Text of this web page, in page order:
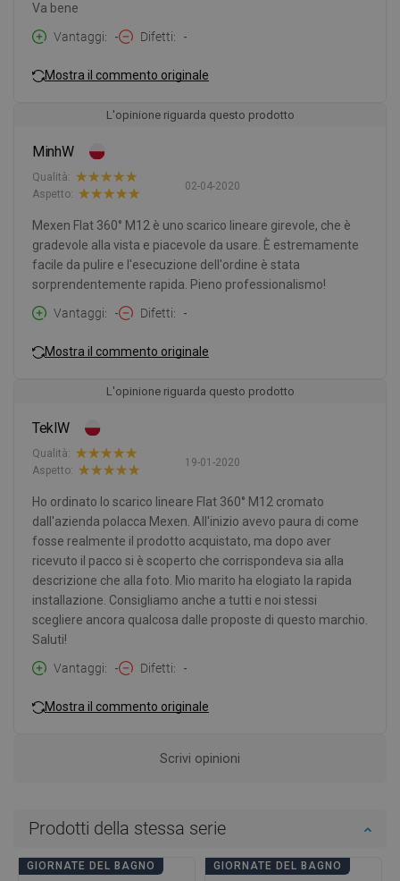
Va bene
Vantaggi
- Difetti -
Mostra il commento originale
L'opinione riguarda questo prodotto
MinhW
02-04-2020
Qualità:
Aspetto:
Mexen Flat 360° M12 è uno scarico lineare girevole, che è
gradevole alla vista e piacevole da usare. È estremamente
facile da pulire e l'esecuzione dell'ordine è stata
sorprendentemente rapida. Pieno professionalismo!
Vantaggi
- Difetti -
Mostra il commento originale
L'opinione riguarda questo prodotto
TeklW
19-01-2020
Qualità:
Aspetto:
Ho ordinato lo scarico lineare Flat 360° M12 cromato
dall'azienda polacca Mexen. All'inizio avevo paura di come
fosse realmente il prodotto acquistato, ma dopo aver
ricevuto il pacco si è scoperto che corrispondeva sia alla
descrizione che alla foto. Mio marito ha elogiato la rapida
installazione. Consigliamo anche a tutti e noi stessi
scegliere ancora qualcosa dalle proposte di questo marchio.
Saluti!
Vantaggi
- Difetti -
Mostra il commento originale
Scrivi opinioni
Prodotti della stessa serie
GIORNATE DEL BAGNO GIORNATE DEL BAGNO